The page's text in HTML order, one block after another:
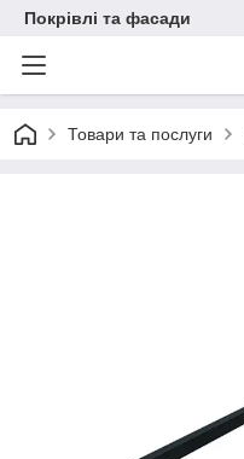
Покрівлі та фасади
Товари та послуги